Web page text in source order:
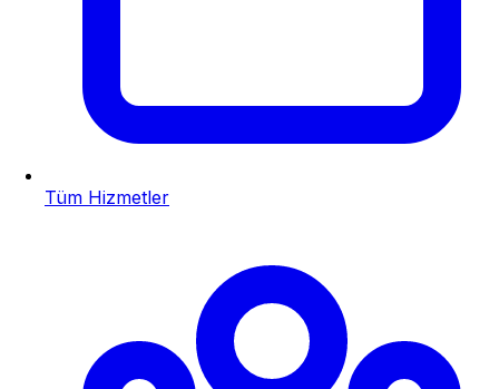
Tüm Hizmetler